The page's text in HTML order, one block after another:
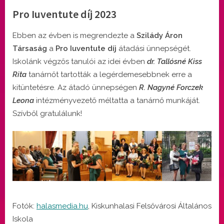
Pro Iuventute díj 2023
május 25, 2023
By
Sebestyén Mónika
Ebben az évben is megrendezte a Szilády Áron
Társaság a Pro Iuventute díj átadási ünnepségét.
Iskolánk végzős tanulói az idei évben dr. Tallósné Kiss
Rita tanárnőt tartották a legérdemesebbnek erre a
kitüntetésre. Az átadó ünnepségen R. Nagyné Forczek
Leona intézményvezető méltatta a tanárnő munkáját.
Szívből gratulálunk!
Fotók: halasmedia.hu, Kiskunhalasi Felsővárosi Általános
Iskola